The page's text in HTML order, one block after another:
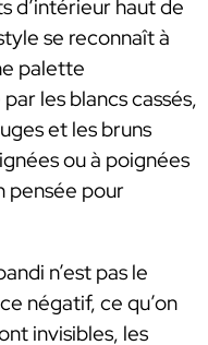
d’intérieur haut de
se reconnaît à
palette
les blancs cassés,
et les bruns
ou à poignées
pensée pour
n’est pas le
négatif, ce qu’on
invisibles, les